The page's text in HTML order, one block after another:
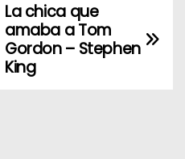
La chica que
amaba a Tom
Gordon – Stephen
King